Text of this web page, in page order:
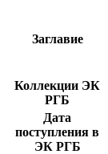
Заглавие
Коллекции ЭК
РГБ
Дата
поступления в
ЭК РГБ